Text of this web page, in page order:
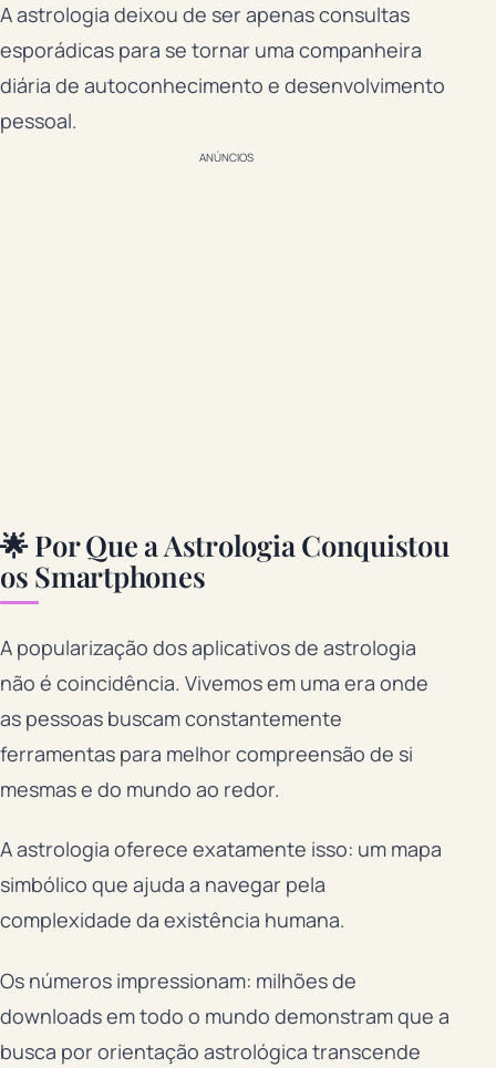
A astrologia deixou de ser apenas consultas
esporádicas para se tornar uma companheira
diária de autoconhecimento e desenvolvimento
pessoal.
ANÚNCIOS
🌟 Por Que a Astrologia Conquistou
os Smartphones
A popularização dos aplicativos de astrologia
não é coincidência. Vivemos em uma era onde
as pessoas buscam constantemente
ferramentas para melhor compreensão de si
mesmas e do mundo ao redor.
A astrologia oferece exatamente isso: um mapa
simbólico que ajuda a navegar pela
complexidade da existência humana.
Os números impressionam: milhões de
downloads em todo o mundo demonstram que a
busca por orientação astrológica transcende